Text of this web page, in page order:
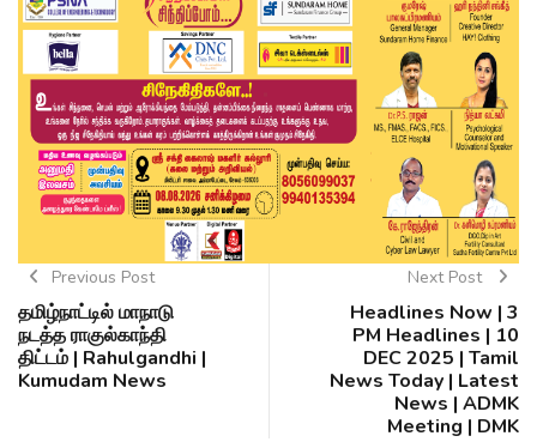
Previous Post
தமிழ்நாட்டில் மாநாடு
நடத்த ராகுல்காந்தி
திட்டம் | Rahulgandhi |
Kumudam News
Next Post
Headlines Now | 3
PM Headlines | 10
DEC 2025 | Tamil
News Today | Latest
News | ADMK
Meeting | DMK